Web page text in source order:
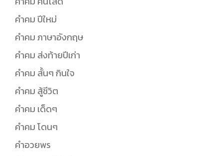
คำคม ปีใหม่
คำคม ภาษาอังกฤษ
คำคม ส่งท้ายปีเก่า
คำคม สั้นๆ กินใจ
คำคม สู้ชีวิต
คำคม เด็ดๆ
คำคม โดนๆ
คำอวยพร